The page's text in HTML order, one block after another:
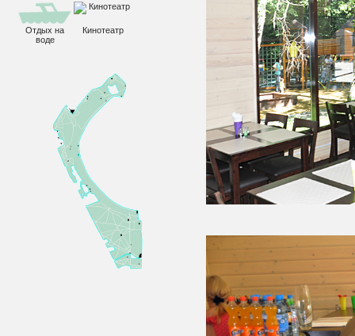
Отдых на
воде
Кинотеатр